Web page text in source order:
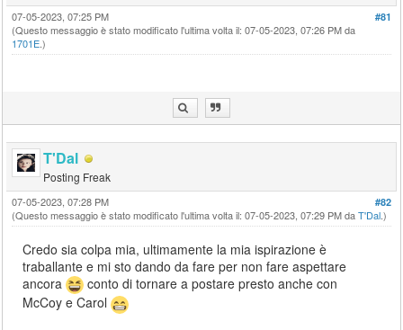
#81
07-05-2023, 07:25 PM
(Questo messaggio è stato modificato l'ultima volta il: 07-05-2023, 07:26 PM da
1701E.)
T'Dal
Posting Freak
#82
07-05-2023, 07:28 PM
(Questo messaggio è stato modificato l'ultima volta il: 07-05-2023, 07:29 PM daT'Dal.)
Credo sia colpa mia, ultimamente la mia ispirazione è
traballante e mi sto dando da fare per non fare aspettare
ancora
conto di tornare a postare presto anche con
McCoy e Carol